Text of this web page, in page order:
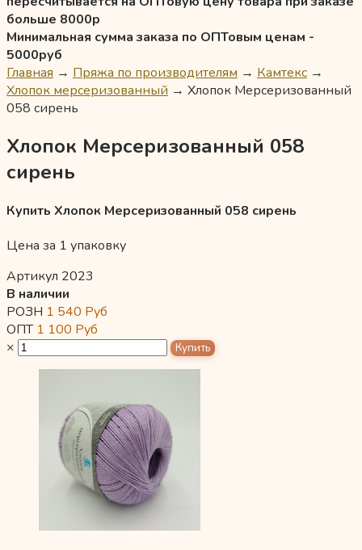
больше 8000р
Минимальная сумма заказа по ОПТовым ценам -
5000руб
Главная → Пряжа по производителям → Камтекс →
Хлопок мерсеризованный → Хлопок Мерсеризованный
058 сирень
Хлопок Мерсеризованный 058
сирень
Купить Хлопок Мерсеризованный 058 сирень
Цена за 1 упаковку
Артикул 2023
В наличии
РОЗН 1 540 Руб
ОПТ 1 100 Руб
×